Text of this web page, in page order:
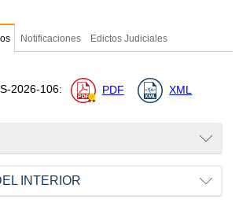
Notificaciones Edictos Judiciales
2026-106: PDF XML
INTERIOR